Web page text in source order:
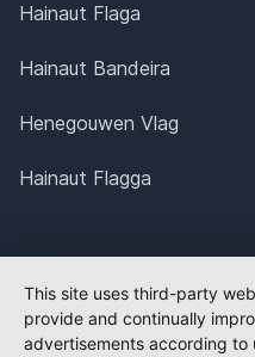
Hainaut Flaga
Hainaut Bandeira
Henegouwen Vlag
Hainaut Flagga
This site uses third-party
provide and continually
advertisements according to